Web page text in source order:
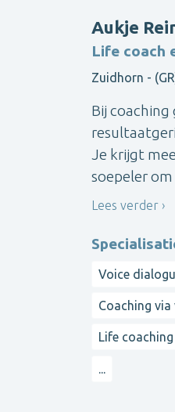
Aukje
Life coach
Zuidhorn -
Bij
Je krijgt
soepeler
Lees verder
Voice
Coaching
Life coaching
...